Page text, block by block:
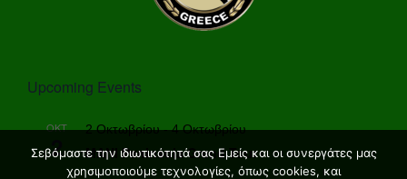
Upcoming Events
ΟΚΤ
2
2 Οκτωβρίου-4 Οκτωβρίου
MANI Peninsula Grand Tour
Σεβόμαστε την ιδιωτικότητά σας Εμείς και οι συνεργάτες μας
χρησιμοποιούμε τεχνολογίες, όπως cookies, και